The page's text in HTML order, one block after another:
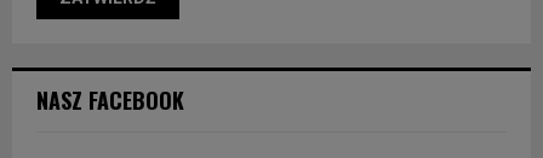
NASZ FACEBOOK